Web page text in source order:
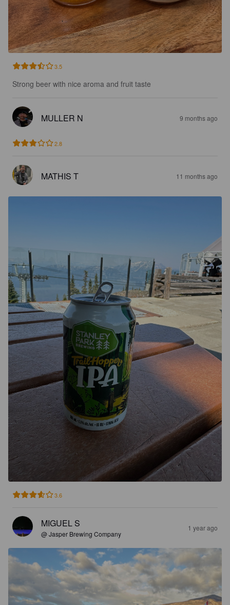
3.5
Strong beer with nice aroma and fruit taste
MULLER N 9 months ago
2.8
MATHIS T 11 months ago
3.6
MIGUEL S
@ Jasper Brewing Company
1 year ago